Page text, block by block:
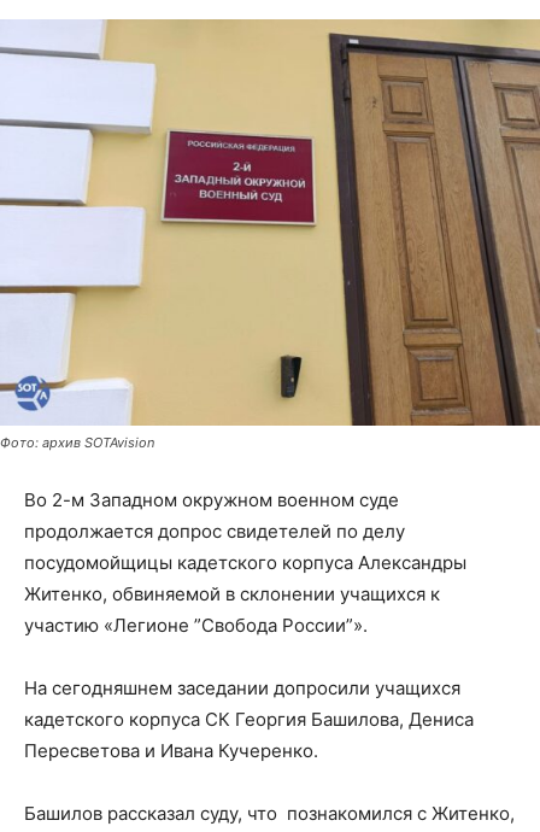
Фото: архив SOTAvision
Во 2-м Западном окружном военном суде
продолжается допрос свидетелей по делу
посудомойщицы кадетского корпуса Александры
Житенко, обвиняемой в склонении учащихся к
участию «Легионе ”Свобода России”».
На сегодняшнем заседании допросили учащихся
кадетского корпуса СК Георгия Башилова, Дениса
Пересветова и Ивана Кучеренко.
Башилов рассказал суду, что познакомился с Житенко,